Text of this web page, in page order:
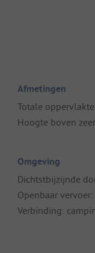
Afmetingen
Totale
Hoogte boven
Omgeving
Dichtstbijzijnde
Openbaar
Verbinding: